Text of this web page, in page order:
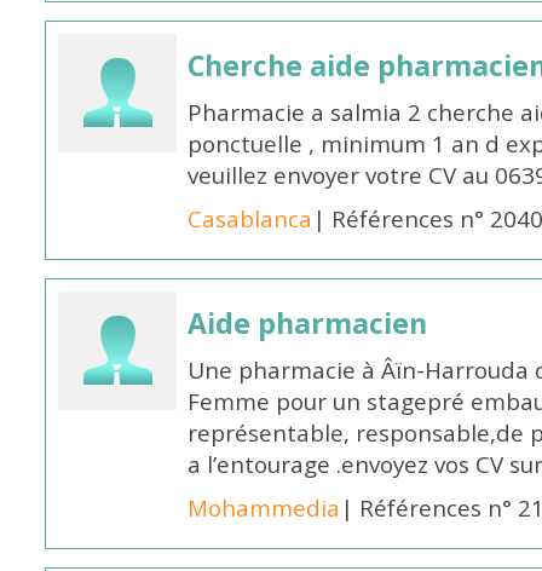
Cherche aide
Pharmacie a salmia 2 cherche
ponctuelle , minimum 1 an d
veuillez envoyer votre CV au
Casablanca | Références n°
Aide pharmacien
Une pharmacie à Âïn-Harrouda
Femme pour un stagepré
représentable,
a l’entourage .envoyez vos CV
Mohammedia | Références n°